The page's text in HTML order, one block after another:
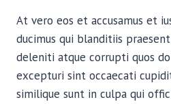
At vero eos et accusamus et
ducimus qui blanditiis
deleniti atque corrupti quos
excepturi sint occaecati
similique sunt in culpa qui